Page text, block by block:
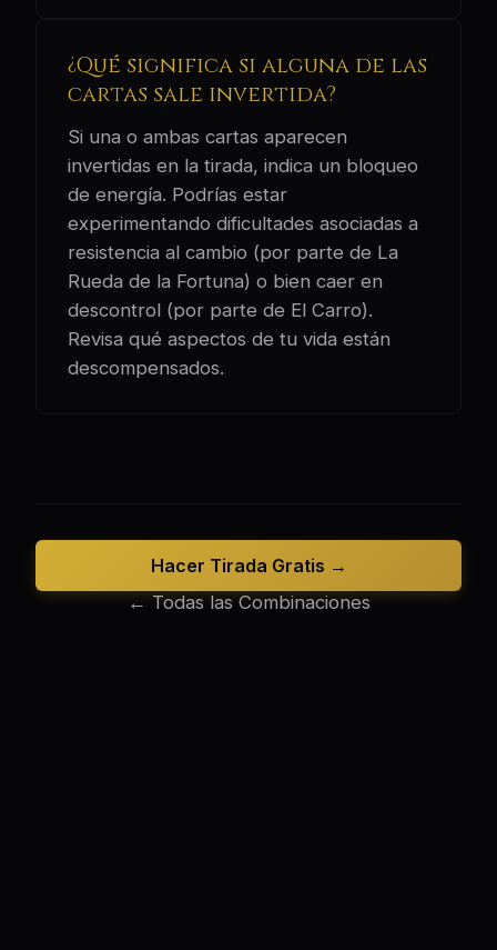
¿Qué significa si alguna de las
cartas sale invertida?
Si una o ambas cartas aparecen
invertidas en la tirada, indica un bloqueo
de energía. Podrías estar
experimentando dificultades asociadas a
resistencia al cambio (por parte de La
Rueda de la Fortuna) o bien caer en
descontrol (por parte de El Carro).
Revisa qué aspectos de tu vida están
descompensados.
← Todas las Combinaciones
Hacer Tirada Gratis →